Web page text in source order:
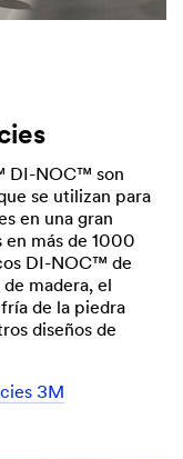
DI-NOC™ son
se utilizan para
en una gran
en más de 1000
DI-NOC™ de
madera, el
de la piedra
diseños de
3M